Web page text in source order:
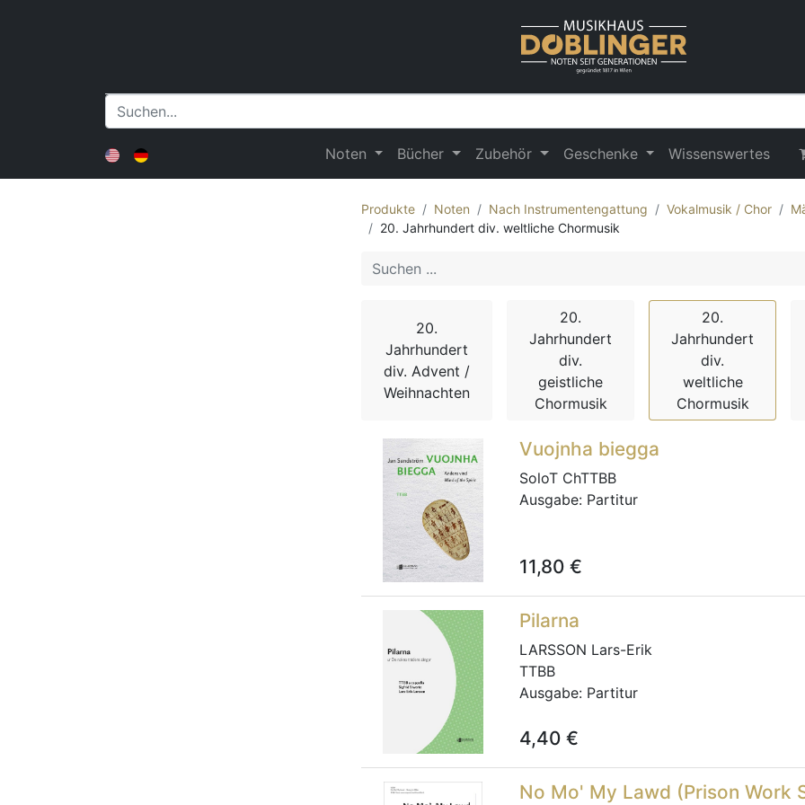
Noten Bücher Zubehör Geschenke Wissenswertes
Produkte Noten Nach Instrumentengattung Vokalmusik / Chor
20. Jahrhundert div. weltliche Chormusik
20.
Jahrhundert
div. Advent /
Weihnachten
20.
Jahrhundert
div.
geistliche
Chormusik
20.
Jahrhundert
div.
weltliche
Chormusik
Vuojnha biegga
SoloT ChTTBB
Ausgabe: Partitur
11,80 €
Pilarna
LARSSON Lars-Erik
TTBB
Ausgabe: Partitur
4,40 €
No Mo' My Lawd (Prison Work